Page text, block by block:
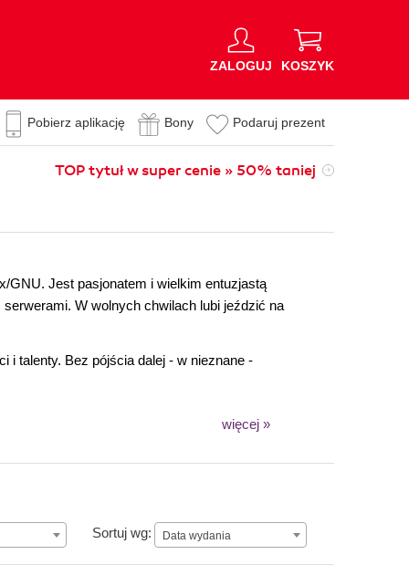
ZALOGUJ KOSZYK
Pobierz aplikację Bony Podaruj prezent
TOP tytuł w super cenie » 50% taniej
GNU. Jest pasjonatem i wielkim entuzjastą
W wolnych chwilach lubi jeździć na
i talenty. Bez pójścia dalej - w nieznane -
więcej »
Sortuj wg: Data wydania
Data wydania